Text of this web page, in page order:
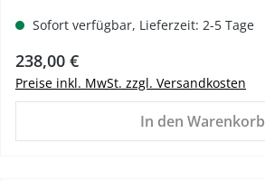
Sofort verfügbar, Lieferzeit: 2-5 Tage
Regulärer Preis:
238,00 €
Preise inkl. MwSt. zzgl. Versandkosten
In den Warenkorb